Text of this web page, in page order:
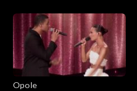
„SuperJedynki”
Opole